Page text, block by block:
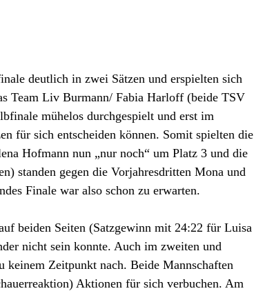
deutlich in zwei Sätzen und erspielten sich
Team Liv Burmann/ Fabia Harloff (beide TSV
mühelos durchgespielt und erst im
für sich entscheiden können. Somit spielten die
Hofmann nun „nur noch“ um Platz 3 und die
standen gegen die Vorjahresdritten Mona und
Finale war also schon zu erwarten.
beiden Seiten (Satzgewinn mit 24:22 für Luisa
nicht sein konnte. Auch im zweiten und
Zeitpunkt nach. Beide Mannschaften
Aktionen für sich verbuchen. Am